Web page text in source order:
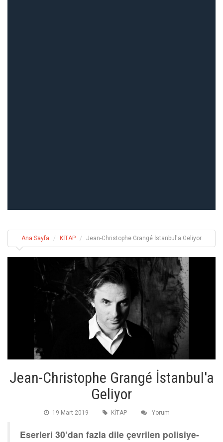
Ana Sayfa KİTAP Jean-Christophe Grangé İstanbul'a Geliyor
Jean-Christophe Grangé İstanbul'a
Geliyor
19 Mart 2019 KİTAP Yorum
Eserleri 30’dan fazla dile çevrilen polisiye-